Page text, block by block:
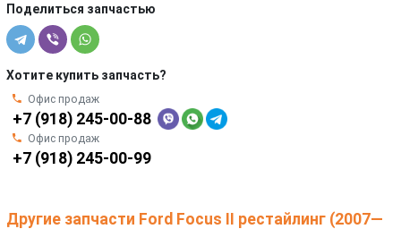
Поделиться запчастью
Хотите купить запчасть?
Офис продаж
+7 (918) 245-00-88
Офис продаж
+7 (918) 245-00-99
Другие запчасти Ford Focus II рестайлинг (2007—